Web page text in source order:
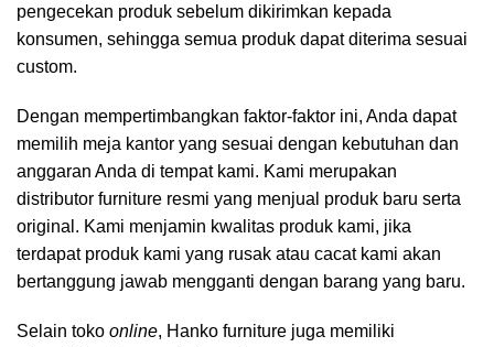
pengecekan produk sebelum dikirimkan kepada
konsumen, sehingga semua produk dapat diterima sesuai
custom.
Dengan mempertimbangkan faktor-faktor ini, Anda dapat
memilih meja kantor yang sesuai dengan kebutuhan dan
anggaran Anda di tempat kami. Kami merupakan
distributor furniture resmi yang menjual produk baru serta
original. Kami menjamin kwalitas produk kami, jika
terdapat produk kami yang rusak atau cacat kami akan
bertanggung jawab mengganti dengan barang yang baru.
Selain toko online, Hanko furniture juga memiliki